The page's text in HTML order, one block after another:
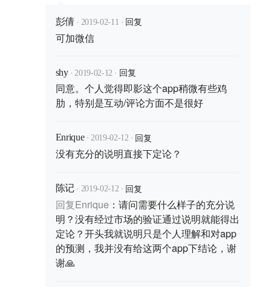
要种草什么？并没有能抓住用户的g
点，看了CHAO 分享的一般是鞋，
那么请问有多少个男的愿意一周有三
天每天花10分钟去看别的男的分享的
东西？而且粘性也很一般，CHAO没
买产品会去专门的社区：运动有
keep，鞋子有毒，篮球有虎扑等，
专属渠道了解。CHAO主打男性社
区，有多少男性会去关注其他男性？
没有虎扑篮球共同兴趣点，没有快手
抖音男性的直观吸引点。如果没有共
同兴趣点又没有女生存在的app是没
有灵魂的app，是很难吸引到大批量
彭倩 · 2019-02-11 · 回复
可加微信
shy · 2019-02-12 · 回复
同意。个人觉得即影这个app稍微有些鸡
肋，特别是互动/评论方面不是很好
Enrique · 2019-02-12 · 回复
没有充分的说明直接下定论？
陈记 · 2019-02-12 · 回复
回复Enrique： 请问需要什么样子的充分说
明？没有经过市场的验证通过说明就能得出
定论？开头我就说明只是个人理解和对app
的预测，我并没有给这两个app下结论，谢
谢🙏